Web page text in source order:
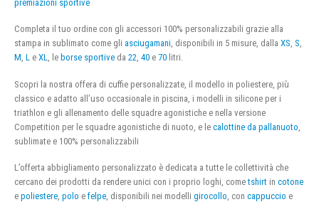
premiazioni sportive
Completa il tuo ordine con gli accessori 100% personalizzabili grazie alla
stampa in sublimato come gli asciugamani, disponibili in 5 misure, dalla XS, S,
M, L e XL, le borse sportive da 22, 40 e 70 litri.
Scopri la nostra offera di cuffie personalizzate, il modello in poliestere, più
classico e adatto all’uso occasionale in piscina, i modelli in silicone per i
triathlon e gli allenamento delle squadre agonistiche e nella versione
Competition per le squadre agonistiche di nuoto, e le calottine da pallanuoto
sublimate e 100% personalizzabili
L’offerta abbigliamento personalizzato è dedicata a tutte le collettività che
cercano dei prodotti da rendere unici con i proprio loghi, cometshirt in cotone
e poliestere polo e felpe , disponibili nei modelli girocollo , con cappuccio e